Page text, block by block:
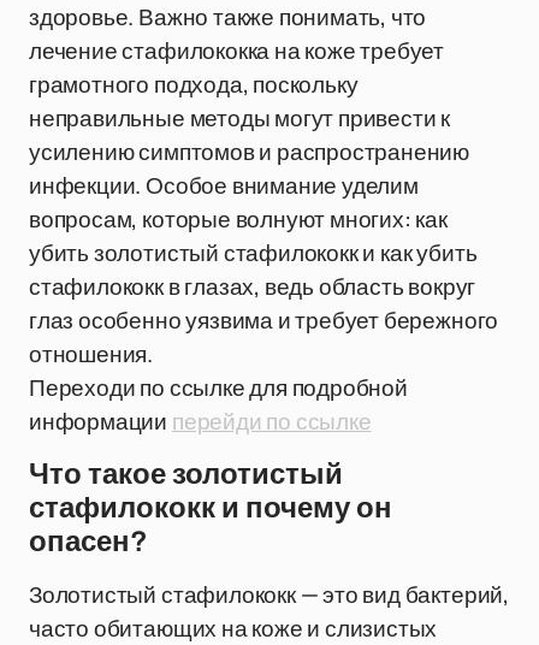
здоровье. Важно также понимать, что
лечение стафилококка на коже требует
грамотного подхода, поскольку
неправильные методы могут привести к
усилению симптомов и распространению
инфекции. Особое внимание уделим
вопросам, которые волнуют многих: как
убить золотистый стафилококк и как убить
стафилококк в глазах, ведь область вокруг
глаз особенно уязвима и требует бережного
отношения.
Переходи по ссылке для подробной
информации перейди по ссылке
Что такое золотистый
стафилококк и почему он
опасен?
Золотистый стафилококк — это вид бактерий,
часто обитающих на коже и слизистых